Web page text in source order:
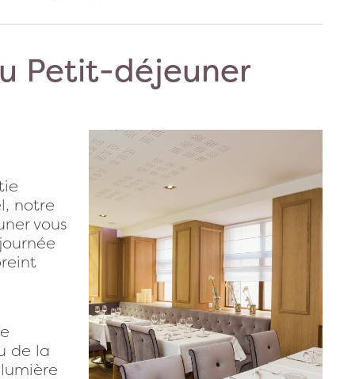
Petit-déjeuner
notre
vous
de la